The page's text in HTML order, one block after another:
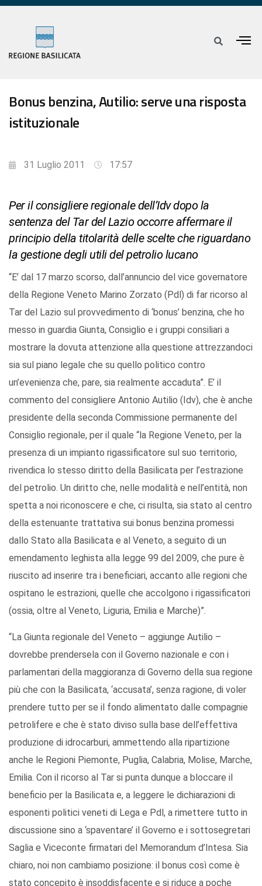
Bonus benzina, Autilio: serve una risposta
istituzionale
31 Luglio 2011 17:57
Per il consigliere regionale dell’Idv dopo la
sentenza del Tar del Lazio occorre affermare il
principio della titolarità delle scelte che riguardano
la gestione degli utili del petrolio lucano
“E’ dal 17 marzo scorso, dall’annuncio del vice governatore
della Regione Veneto Marino Zorzato (Pdl) di far ricorso al
Tar del Lazio sul provvedimento di ‘bonus’ benzina, che ho
messo in guardia Giunta, Consiglio e i gruppi consiliari a
mostrare la dovuta attenzione alla questione attrezzandoci
sia sul piano legale che su quello politico contro
un’evenienza che, pare, sia realmente accaduta”. E’ il
commento del consigliere Antonio Autilio (Idv), che è anche
presidente della seconda Commissione permanente del
Consiglio regionale, per il quale “la Regione Veneto, per la
presenza di un impianto rigassificatore sul suo territorio,
rivendica lo stesso diritto della Basilicata per l’estrazione
del petrolio. Un diritto che, nelle modalità e nell’entità, non
spetta a noi riconoscere e che, ci risulta, sia stato al centro
della estenuante trattativa sui bonus benzina promessi
dallo Stato alla Basilicata e al Veneto, a seguito di un
emendamento leghista alla legge 99 del 2009, che pure è
riuscito ad inserire tra i beneficiari, accanto alle regioni che
ospitano le estrazioni, quelle che accolgono i rigassificatori
(ossia, oltre al Veneto, Liguria, Emilia e Marche)”.
“La Giunta regionale del Veneto – aggiunge Autilio –
dovrebbe prendersela con il Governo nazionale e con i
parlamentari della maggioranza di Governo della sua regione
più che con la Basilicata, ‘accusata’, senza ragione, di voler
prendere tutto per se il fondo alimentato dalle compagnie
petrolifere e che è stato diviso sulla base dell’effettiva
produzione di idrocarburi, ammettendo alla ripartizione
anche le Regioni Piemonte, Puglia, Calabria, Molise, Marche,
Emilia. Con il ricorso al Tar si punta dunque a bloccare il
beneficio per la Basilicata e, a leggere le dichiarazioni di
esponenti politici veneti di Lega e Pdl, a rimettere tutto in
discussione sino a ‘spaventare’ il Governo e i sottosegretari
Saglia e Viceconte firmatari del Memorandum d’Intesa. Sia
chiaro, noi non cambiamo posizione: il bonus così come è
stato concepito è insoddisfacente e si riduce a poche